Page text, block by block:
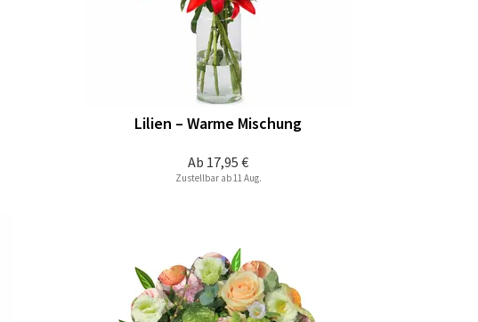
Ab 17,95 €
Lilien – Warme Mischung
Zustellbar ab 11 Aug.